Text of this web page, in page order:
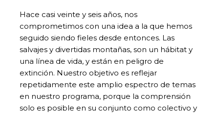
Hace casi veinte y seis años, nos
comprometimos con una idea a la que hemos
seguido siendo fieles desde entonces. Las
salvajes y divertidas montañas, son un hábitat y
una línea de vida, y están en peligro de
extinción. Nuestro objetivo es reflejar
repetidamente este amplio espectro de temas
en nuestro programa, porque la comprensión
solo es posible en su conjunto como colectivo y